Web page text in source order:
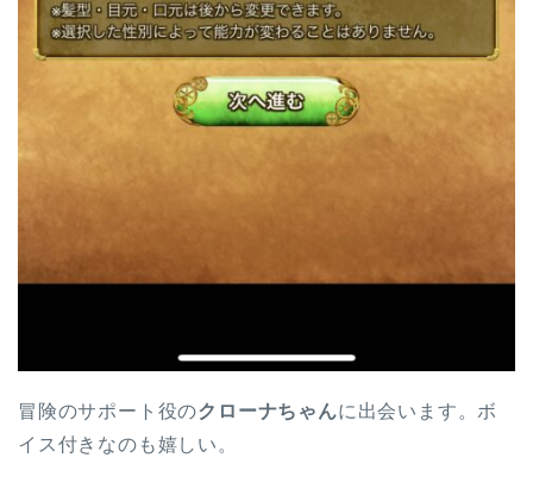
冒険のサポート役のクローナちゃんに出会います。ボ
イス付きなのも嬉しい。